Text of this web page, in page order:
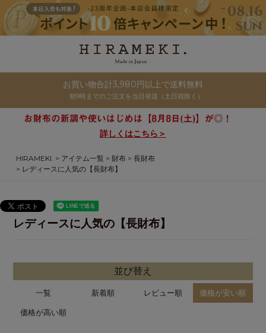
お買い物合計3,980円以上で送料無料
朝9時までのご注文を当日発送（土日祝除く）
詳しくはこちら＞
HIRAMEKI. アイテム一覧 財布
長財布
レディースに人気の【長財布】
レディースに人気の【長財布】
並び替え
一覧 新着順 レビュー順 価格が安い順
価格が高い順